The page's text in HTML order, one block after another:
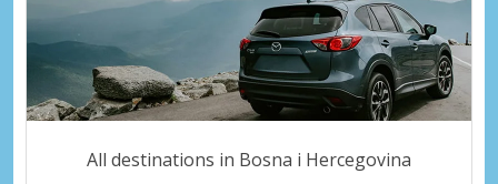
All destinations in Bosna i Hercegovina